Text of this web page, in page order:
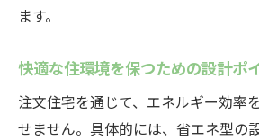
ます。
快適な住環境を保つための設計ポ
注文住宅を通じて、エネルギー効率
せません。具体的には、省エネ型の